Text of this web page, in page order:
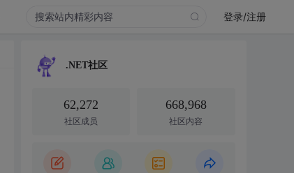
登录/注册
.NET社区
62,272
社区成员
668,968
社区内容